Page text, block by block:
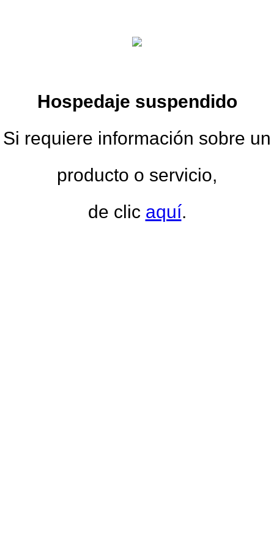
Hospedaje suspendido
Si requiere información sobre un
producto o servicio,
de clic aquí.